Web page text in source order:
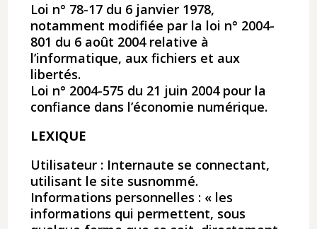
Loi n° 78-17 du 6 janvier 1978,
notamment modifiée par la loi n° 2004-
801 du 6 août 2004 relative à
l’informatique, aux fichiers et aux
libertés.
Loi n° 2004-575 du 21 juin 2004 pour la
confiance dans l’économie numérique.
LEXIQUE
Utilisateur : Internaute se connectant,
utilisant le site susnommé.
Informations personnelles : « les
informations qui permettent, sous